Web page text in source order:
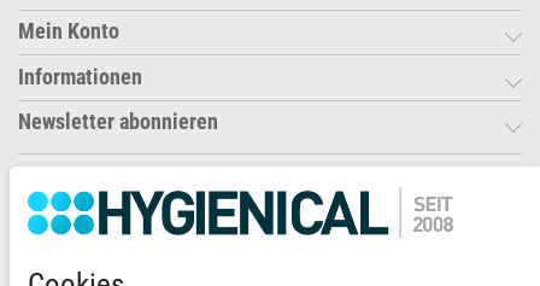
Mein Konto
Informationen
Newsletter abonnieren
Ihre Zahlungsmöglichkeiten 2)